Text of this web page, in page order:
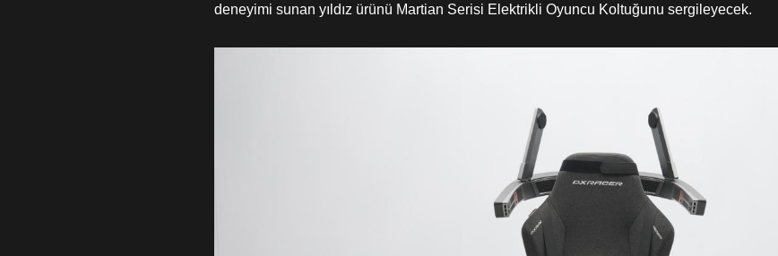
deneyimi sunan yıldız ürünü Martian Serisi Elektrikli Oyuncu Koltuğunu sergileyecek.